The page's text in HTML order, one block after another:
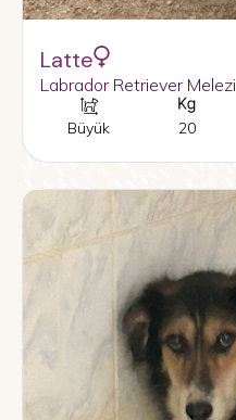
Latte
Labrador Retriever Melezi
Büyük 20